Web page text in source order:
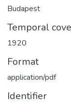
Budapest
Temporal
1920
Format
application/pdf
Identifier